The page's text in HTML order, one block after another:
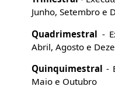
Junho, Setembro e
Quadrimestral -
Abril, Agosto e
Quinquimestral -
Maio e Outubro